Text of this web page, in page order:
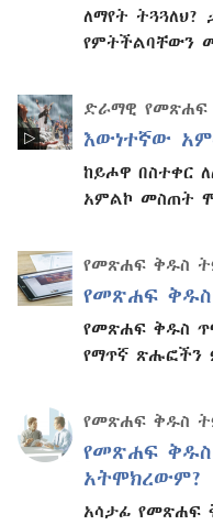
ለማየት
የምትችልባቸውን
ድራማዊ የመጽሐፍ
እውነተኛው
ከይሖዋ በስተቀር
አምልኮ መስጠት
የመጽሐፍ ቅዱስ
የመጽሐፍ
የመጽሐፍ ቅዱስ
የማጥኛ ጽሑፎችን
የመጽሐፍ ቅዱስ
የመጽሐፍ ቅዱስ
አትሞክረውም?
አሳታፊ የመጽሐፍ